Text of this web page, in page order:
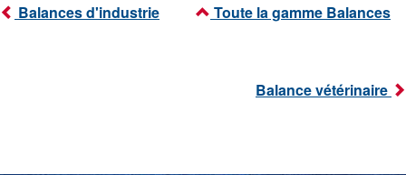
Balances d'industrie Toute la gamme Balances
Balance vétérinaire